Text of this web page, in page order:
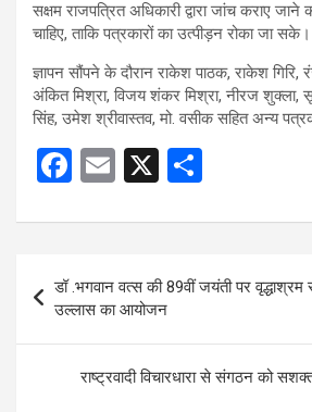
सक्षम राजपत्रित अधिकारी द्वारा जांच कराए
चाहिए, ताकि पत्रकारों का उत्पीड़न रोका जा सके।
ज्ञापन सौंपने के दौरान राकेश पाठक, राकेश गिरि,
अंकित मिश्रा, विजय शंकर मिश्रा, नीरज शुक्ला,
सिंह, उमेश श्रीवास्तव, मो. वसीक सहित अन्य
F
ce
o
o
k
E
ail
X
ar
e
Post
navigation
डॉ .भगवान वत्स की 89वीं जयंती पर
उल्लास का आयोजन
राष्ट्रवादी विचारधारा से संगठन को